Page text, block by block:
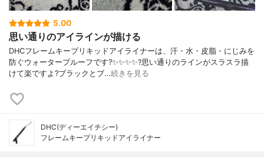
5.00
思い通りのアイラインが描ける
DHCフレームキープリキッドアイライナーは、汗・水・皮脂・にじみを
防ぐウォータープルーフです?✨✨✨✨?️思い通りのラインがスラスラ描
けて楽ですよ?ブラックとブ…続きを見る
DHC(ディーエイチシー)
フレームキープリキッドアイライナー